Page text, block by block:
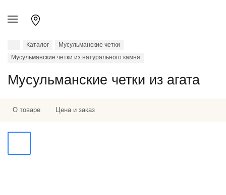
Каталог
Мусульманские четки
Мусульманские четки из натурального камня
Мусульманские четки из агата
О товаре Цена и заказ